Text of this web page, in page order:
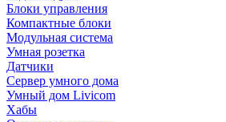
Блоки управления
Компактные блоки
Модульная система
Умная розетка
Датчики
Сервер умного дома
Умный дом Livicom
Хабы